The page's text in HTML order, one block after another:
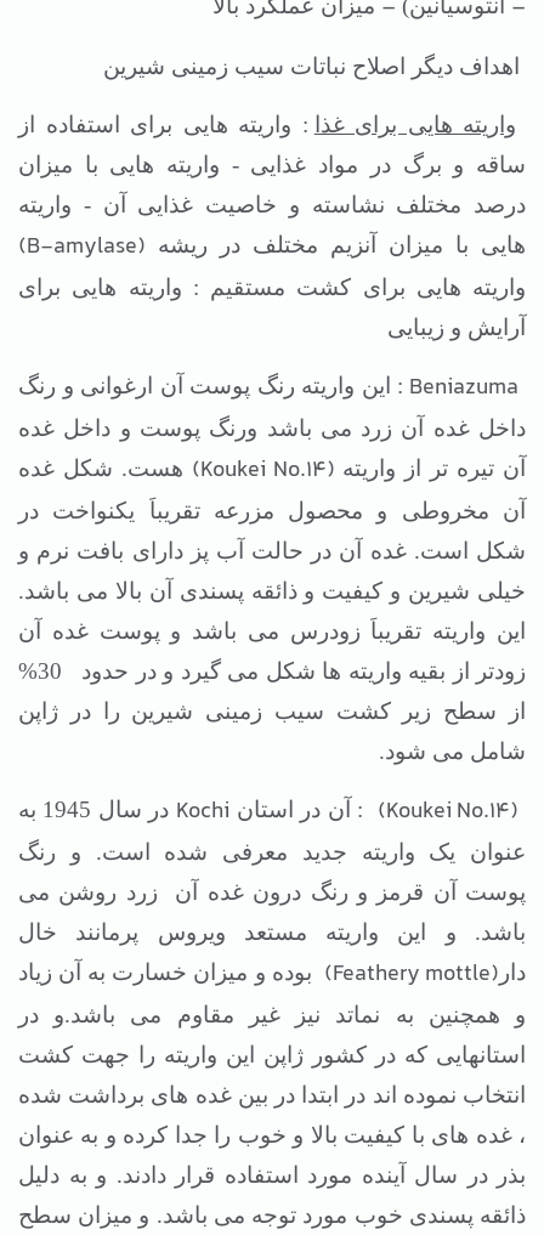
–آنتوسیانین)–میزان عملکرد بالا
اهداف دیگر اصلاح نباتات سیب زمینی شیرین
واریته هایی برای غذا: واریته هایی برای استفاده از
ساقه و برگ در مواد غذایی - واریته هایی با میزان
درصد مختلف نشاسته و خاصیت غذایی آن - واریته
هایی با میزان آنزیم مختلف در ریشه (B-amylase)
واریته هایی برای کشت مستقیم : واریته هایی برای
آرایش و زیبایی
Beniazuma: این واریته رنگ پوست آن ارغوانی و رنگ
داخل غده آن زرد می باشد ورنگ پوست و داخل غده
آن تیره تر از واریته(Koukei No.14)هست. شکل غده
آن مخروطی و محصول مزرعه تقریباَ یکنواخت در
شکل است. غده آن در حالت آب پز دارای بافت نرم و
خیلی شیرین و کیفیت و ذائقه پسندی آن بالا می باشد.
این واریته تقریباَ زودرس می باشد و پوست غده آن
زودتر از بقیه واریته ها شکل می گیرد و در حدود
30%
از سطح زیر کشت سیب زمینی شیرین را در ژاپن
شامل می شود.
(Koukei No.14) : آن در استانKochi
در سال 1945 به
عنوان یک واریته جدید معرفی شده است. و رنگ
پوست آن قرمز و رنگ درون غده آن
زرد روشن می
باشد. و این واریته مستعد ویروس پرمانند خال
دار (Feathery mottle)
بوده و میزان خسارت به آن زیاد
و همچنین به نماتد نیز غیر مقاوم می باشد.و در
استانهایی که در کشور ژاپن این واریته را جهت کشت
انتخاب نموده اند در ابتدا در بین غده های برداشت شده
، غده های با کیفیت بالا و خوب را جدا کرده و به عنوان
بذر در سال آینده مورد استفاده قرار دادند. و به دلیل
ذائقه پسندی خوب مورد توجه می باشد. و میزان سطح